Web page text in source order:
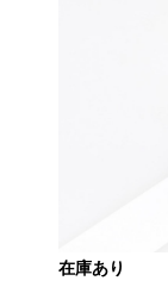
在庫あり